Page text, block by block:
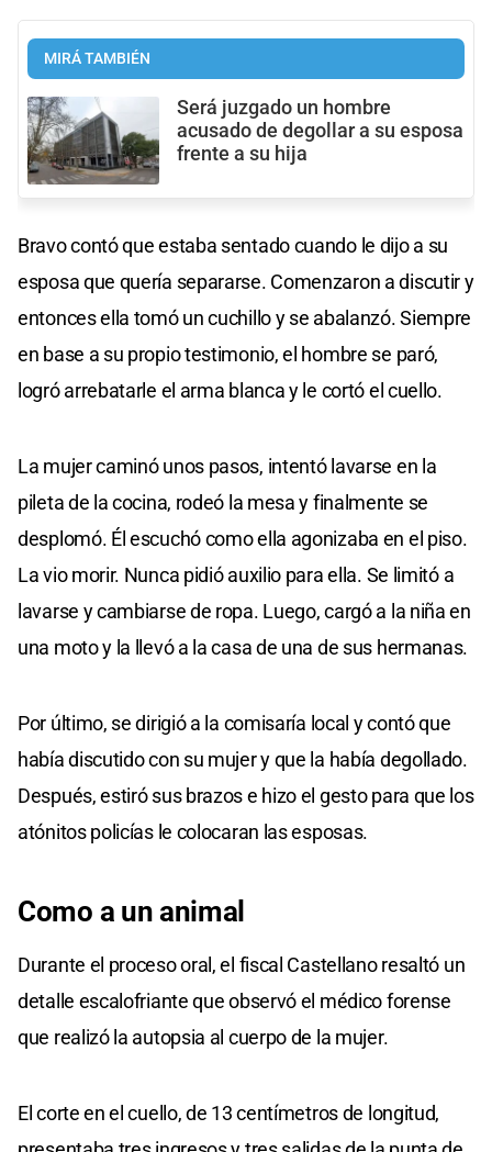
MIRÁ TAMBIÉN
Será juzgado un hombre
acusado de degollar a su esposa
frente a su hija
Bravo contó que estaba sentado cuando le dijo a su
esposa que quería separarse. Comenzaron a discutir y
entonces ella tomó un cuchillo y se abalanzó. Siempre
en base a su propio testimonio, el hombre se paró,
logró arrebatarle el arma blanca y le cortó el cuello.
La mujer caminó unos pasos, intentó lavarse en la
pileta de la cocina, rodeó la mesa y finalmente se
desplomó. Él escuchó como ella agonizaba en el piso.
La vio morir. Nunca pidió auxilio para ella. Se limitó a
lavarse y cambiarse de ropa. Luego, cargó a la niña en
una moto y la llevó a la casa de una de sus hermanas.
Por último, se dirigió a la comisaría local y contó que
había discutido con su mujer y que la había degollado.
Después, estiró sus brazos e hizo el gesto para que los
atónitos policías le colocaran las esposas.
Como a un animal
Durante el proceso oral, el fiscal Castellano resaltó un
detalle escalofriante que observó el médico forense
que realizó la autopsia al cuerpo de la mujer.
El corte en el cuello, de 13 centímetros de longitud,